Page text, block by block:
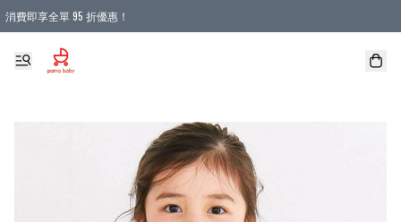
消費即享全單 95 折優惠！
購物滿 HKD 900.00即享免運費優惠！（適用於 本地送貨、本地取貨 )